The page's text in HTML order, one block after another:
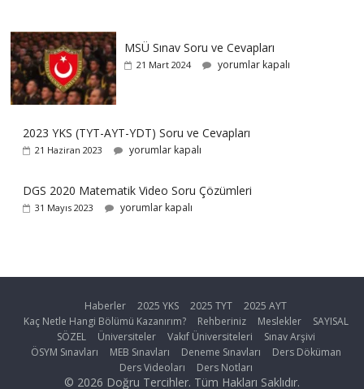
MSÜ Sınav Soru ve Cevapları
21 Mart 2024 yorumlar kapalı
2023 YKS (TYT-AYT-YDT) Soru ve Cevapları
21 Haziran 2023 yorumlar kapalı
DGS 2020 Matematik Video Soru Çözümleri
31 Mayıs 2023 yorumlar kapalı
Haberler 2025 YKS 2025 TYT
2025 AYT
Kaç Netle Hangi Bölümü Kazanırım?
Rehberiniz Meslekler
SAYISAL
SÖZEL
Üniversiteler Vakıf Üniversiteleri
Sınav Arşivi
ÖSYM Sınavları
MEB Sınavları Deneme Sınavları
Ders Döküman
Ders Videoları
Ders Notları
© 2026 Doğru Tercihler. Tüm Hakları Saklıdır.